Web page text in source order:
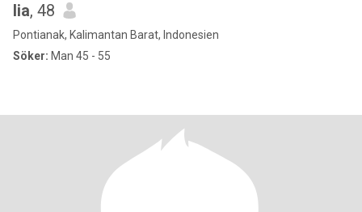
lia, 48
Pontianak, Kalimantan Barat, Indonesien
Söker: Man 45 - 55